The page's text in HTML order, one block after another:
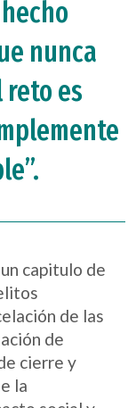
nunca
es
capitulo de
de las
de
cierre y
la